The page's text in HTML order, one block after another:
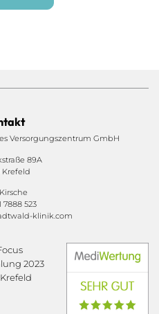
Versorgungszentrum GmbH
89A
Krefeld
7888 523
klinik.com